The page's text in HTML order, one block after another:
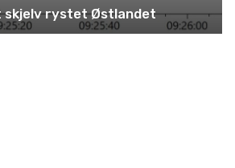
skjelv rystet Østlandet